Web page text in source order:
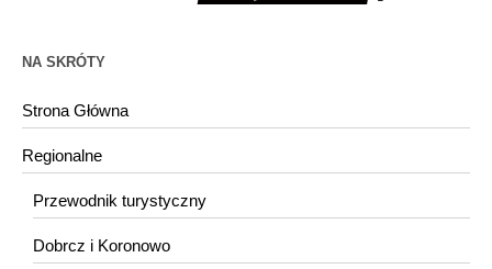
NA SKRÓTY
Strona Główna
Regionalne
Przewodnik turystyczny
Dobrcz i Koronowo